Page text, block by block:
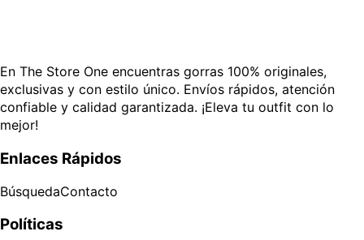
En The Store One encuentras gorras 100% originales,
exclusivas y con estilo único. Envíos rápidos, atención
confiable y calidad garantizada. ¡Eleva tu outfit con lo
mejor!
Enlaces Rápidos
BúsquedaContacto
Políticas